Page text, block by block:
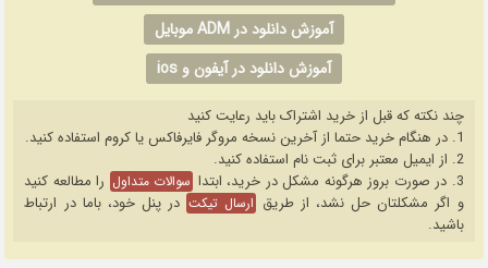
آموزش دانلود در ADM موبایل
آموزش دانلود در آیفون و ios
چند نکته که قبل از خرید اشتراک باید رعایت کنید
1. در هنگام خرید حتما از آخرین نسخه مروگر فایرفاکس یا کروم استفاده کنید.
2. از ایمیل معتبر برای ثبت نام استفاده کنید.
3. در صورت بروز هرگونه مشکل در خرید، ابتدا
سوالات متداول را مطالعه کنید
و اگر مشکلتان حل نشد، از طریق ارسال تیکت در پنل خود، باما در ارتباط
باشید.